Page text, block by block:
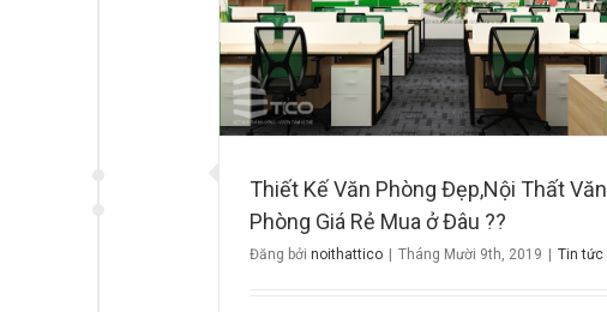
ở Đâu ??
Thiết Kế Văn Phòng Đẹp,Nội Thất Văn
Phòng Giá Rẻ Mua ở Đâu ??
Đăng bởi noithattico | Tháng Mười 9th, 2019 | Tin tức